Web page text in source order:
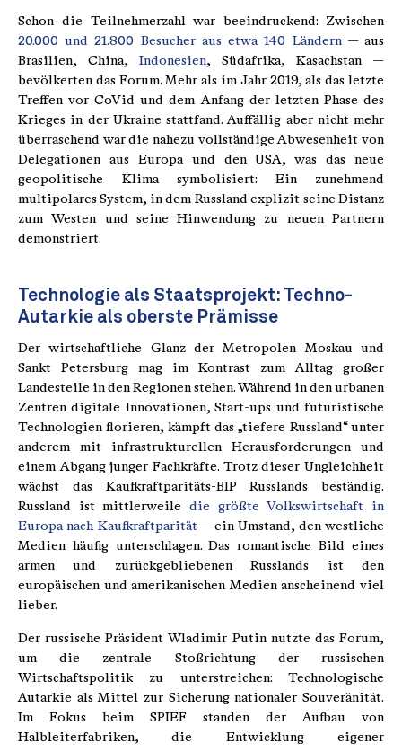
Schon die Teilnehmerzahl war beeindruckend: Zwischen
20.000 und 21.800 Besucher aus etwa 140 Ländern— aus
Brasilien, China, Indonesien, Südafrika, Kasachstan —
bevölkerten das Forum. Mehr als im Jahr 2019, als das letzte
Treffen vor CoVid und dem Anfang der letzten Phase des
Krieges in der Ukraine stattfand. Auffällig aber nicht mehr
überraschend war die nahezu vollständige Abwesenheit von
Delegationen aus Europa und den USA, was das neue
geopolitische Klima symbolisiert: Ein zunehmend
multipolares System, in dem Russland explizit seine Distanz
zum Westen und seine Hinwendung zu neuen Partnern
demonstriert.
Technologie als Staatsprojekt: Techno-
Autarkie als oberste Prämisse
Der wirtschaftliche Glanz der Metropolen Moskau und
Sankt Petersburg mag im Kontrast zum Alltag großer
Landesteile in den Regionen stehen. Während in den urbanen
Zentren digitale Innovationen, Start-ups und futuristische
Technologien florieren, kämpft das „tiefere Russland“ unter
anderem mit infrastrukturellen Herausforderungen und
einem Abgang junger Fachkräfte. Trotz dieser Ungleichheit
wächst das Kaufkraftparitäts-BIP Russlands beständig.
Russland ist mittlerweile die größte Volkswirtschaft in
Europa nach Kaufkraftparität — ein Umstand, den westliche
Medien häufig unterschlagen. Das romantische Bild eines
armen und zurückgebliebenen Russlands ist den
europäischen und amerikanischen Medien anscheinend viel
lieber.
Der russische Präsident Wladimir Putin nutzte das Forum,
um die zentrale Stoßrichtung der russischen
Wirtschaftspolitik zu unterstreichen: Technologische
Autarkie als Mittel zur Sicherung nationaler Souveränität.
Im Fokus beim SPIEF standen der Aufbau von
Halbleiterfabriken, die Entwicklung eigener